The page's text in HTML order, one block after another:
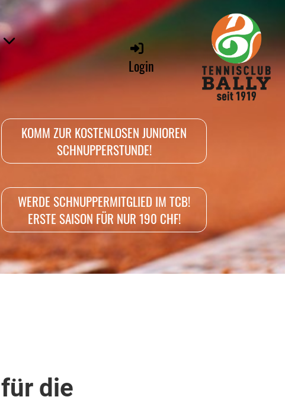
Login
KOMM ZUR KOSTENLOSEN JUNIOREN
SCHNUPPERSTUNDE!
WERDE SCHNUPPERMITGLIED IM TCB!
ERSTE SAISON FÜR NUR 190 CHF!
die